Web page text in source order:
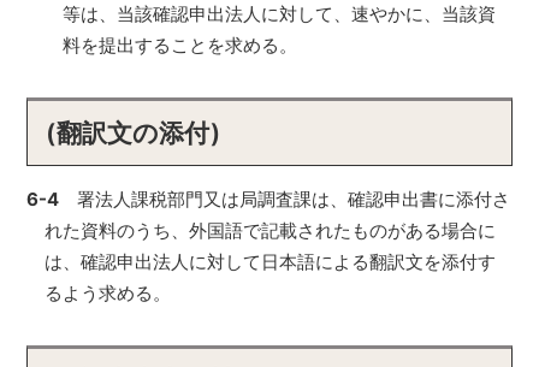
等は、当該確認申出法人に対して、速やかに、当該資
料を提出することを求める。
(翻訳文の添付)
6-4署法人課税部門又は局調査課は、確認申出書に添付さ
れた資料のうち、外国語で記載されたものがある場合に
は、確認申出法人に対して日本語による翻訳文を添付す
るよう求める。